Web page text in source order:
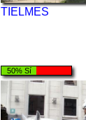
TIELMES
50% Sí